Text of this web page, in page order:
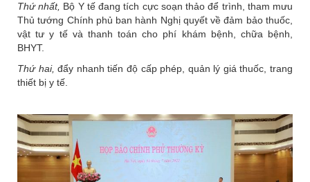
Thứ nhất, Bộ Y tế đang tích cực soạn thảo để trình, tham mưu
Thủ tướng Chính phủ ban hành Nghị quyết về đảm bảo thuốc,
vật tư y tế và thanh toán cho phí khám bệnh, chữa bệnh,
BHYT.
Thứ hai, đẩy nhanh tiến độ cấp phép, quản lý giá thuốc, trang
thiết bị y tế.